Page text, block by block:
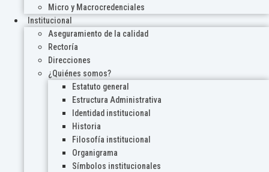
Micro y Macrocredenciales
Institucional
Aseguramiento de la calidad
Rectoría
Direcciones
¿Quiénes somos?
Estatuto general
Estructura Administrativa
Identidad institucional
Historia
Filosofía institucional
Organigrama
Símbolos institucionales